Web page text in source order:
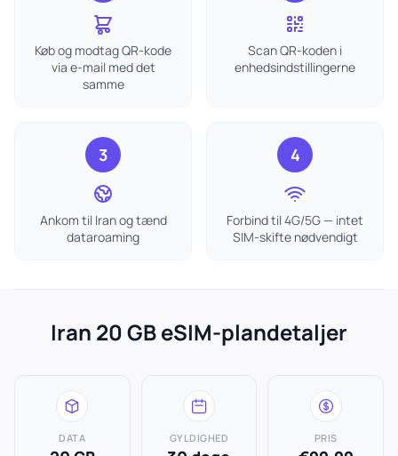
Køb og modtag QR-kode
via e-mail med det
samme
Scan QR-koden i
enhedsindstillingerne
3
Ankom til Iran og tænd
dataroaming
4
Forbind til 4G/5G — intet
SIM-skifte nødvendigt
Iran 20 GB eSIM-plandetaljer
DATA GYLDIGHED PRIS